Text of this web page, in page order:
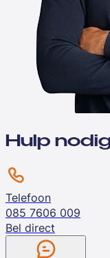
Hulp
Telefoon
085 7606 009
Bel direct